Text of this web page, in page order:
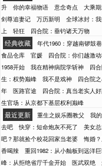
升
你的幸福物语 意念奇点 大乘
剑尊追妻记
万历新明 全球冰封：
上
轻狂 四合院：垂钓诸天万物
经典收藏 年代1960：穿越南锣鼓巷
食品仓库
官媛 四合院：你们越激
1958开始
我在精神病院学斩神 四
生：权势巅峰
我不是戏神 四合院
年
医路官途 四合院：真当老实人
生官场：从京都下基层权利巅峰
最近更新 重生之娱乐圈教父 我
去吧
快穿：短命炮灰不死了 美女
吧？那就捡个校花回家当老婆
悔婚
香喝辣
重回1982：从小舢板到远洋
峰：从拒绝省厅千金开始
医武双绝